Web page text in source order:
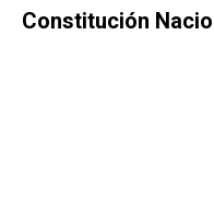
Constitución